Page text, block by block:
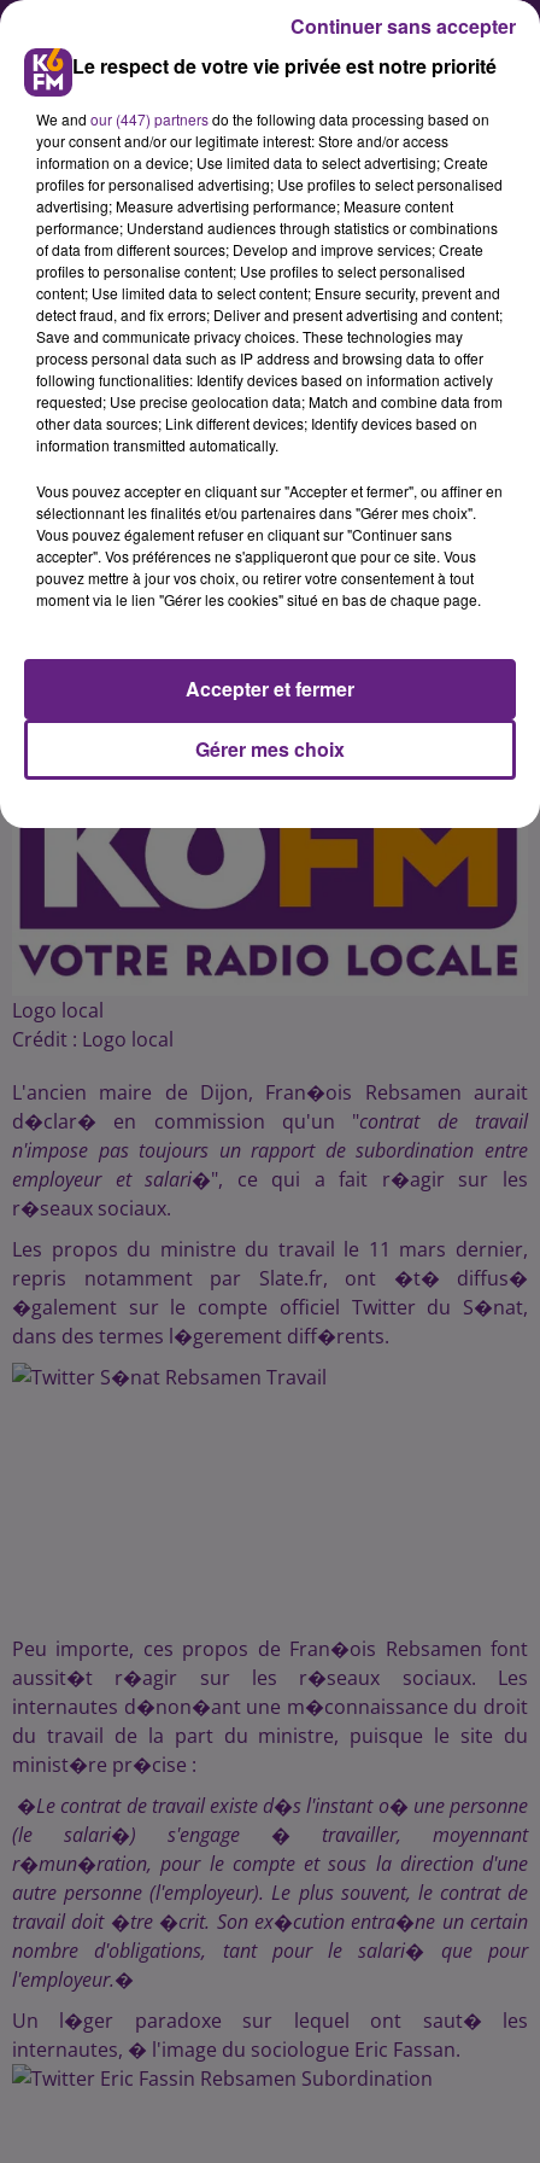
Les propos de F.Rebsamen sur le
contrat de travail font
polémique
L'ancien maire de Dijon, François
Rebsamen, aujourd'hui ministre du
travail, &nbsp;aurait déclaré en
travail n'impose pas toujours un
rapport de subordination entre
employeur et salarié", ce qui a fait
Publié : 15 mars 2015 à 15h21 par 45
Logo local
Crédit : Logo local
L'ancien maire de Dijon, Fran�ois Rebsamen aurait
d�clar� en commission qu'un "contrat de travail
n'impose pas toujours un rapport de subordination entre
employeur et salari�", ce qui a fait r�agir sur les
r�seaux sociaux.
Les propos du ministre du travail le 11 mars dernier,
repris notamment par Slate.fr, ont �t� diffus�
�galement sur le compte officiel Twitter du S�nat,
dans des termes l�gerement diff�rents.
Peu importe, ces propos de Fran�ois Rebsamen font
aussit�t r�agir sur les r�seaux sociaux. Les
internautes d�non�ant une m�connaissance du droit
du travail de la part du ministre, puisque le site du
minist�re pr�cise :
�Le contrat de travail existe d�s l'instant o� une personne
(le salari�) s'engage � travailler, moyennant
r�mun�ration, pour le compte et sous la direction d'une
autre personne (l'employeur). Le plus souvent, le contrat de
travail doit �tre �crit. Son ex�cution entra�ne un certain
nombre d'obligations, tant pour le salari� que pour
l'employeur.�
Un l�ger paradoxe sur lequel ont saut� les
internautes, � l'image du sociologue Eric Fassan.
Le respect de votre vie privée est notre priorité
We and our (447) partnersdo the following data processing based on
your consent and/or our legitimate interest: Store and/or access
information on a device; Use limited data to select advertising; Create
profiles for personalised advertising; Use profiles to select personalised
advertising; Measure advertising performance; Measure content
performance; Understand audiences through statistics or combinations
of data from different sources; Develop and improve services; Create
profiles to personalise content; Use profiles to select personalised
content; Use limited data to select content; Ensure security, prevent and
detect fraud, and fix errors; Deliver and present advertising and content;
Save and communicate privacy choices. These technologies may
process personal data such as IP address and browsing data to offer
following functionalities: Identify devices based on information actively
requested; Use precise geolocation data; Match and combine data from
other data sources; Link different devices; Identify devices based on
information transmitted automatically.
Vous pouvez accepter en cliquant sur "Accepter et fermer", ou affiner en
sélectionnant les finalités et/ou partenaires dans "Gérer mes choix".
Vous pouvez également refuser en cliquant sur "Continuer sans
accepter". Vos préférences ne s'appliqueront que pour ce site. Vous
pouvez mettre à jour vos choix, ou retirer votre consentement à tout
moment via le lien "Gérer les cookies" situé en bas de chaque page.
Gérer mes choix
Accepter et fermer
Continuer sans accepter